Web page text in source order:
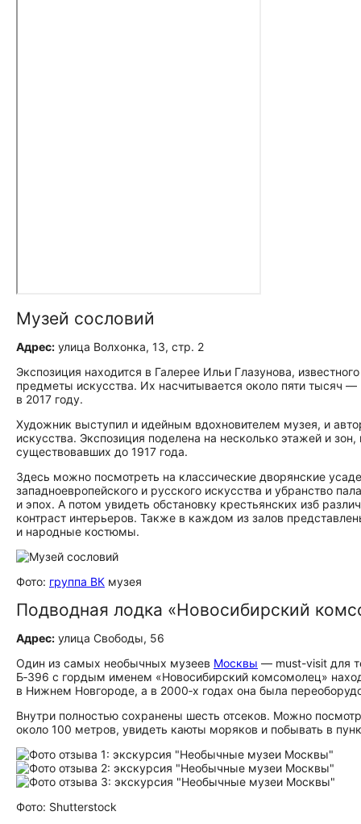
Музей сословий
Адрес: улица Волхонка, 13, стр. 2
Экспозиция находится в Галерее Ильи Глазунова,
предметы искусства. Их насчитывается около пяти тысяч
в 2017 году.
Художник выступил и идейным вдохновителем музея, и
искусства. Экспозиция поделена на несколько этажей и
существовавших до 1917 года.
Здесь можно посмотреть на классические дворянские
западноевропейского и русского искусства и убранство
и эпох. А потом увидеть обстановку крестьянских изб
контраст интерьеров. Также в каждом из залов
и народные костюмы.
Фото: группа ВК музея
Подводная лодка «Новосибирский
Адрес: улица Свободы, 56
Один из самых необычных музеев Москвы — must-visit для
Б‑396 с гордым именем «Новосибирский комсомолец»
в Нижнем Новгороде, а в 2000‑х годах она была
Внутри полностью сохранены шесть отсеков. Можно
около 100 метров, увидеть каюты моряков и побывать в
Фото: Shutterstock